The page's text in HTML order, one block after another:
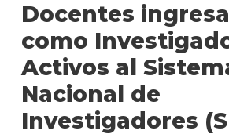
Docentes
como
Activos al
Nacional de
Investigadores